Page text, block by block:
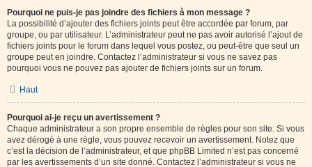
Pourquoi ne puis-je pas joindre des fichiers à mon message ?
La possibilité d’ajouter des fichiers joints peut être accordée par forum, par
groupe, ou par utilisateur. L’administrateur peut ne pas avoir autorisé l’ajout de
fichiers joints pour le forum dans lequel vous postez, ou peut-être que seul un
groupe peut en joindre. Contactez l’administrateur si vous ne savez pas
pourquoi vous ne pouvez pas ajouter de fichiers joints sur un forum.
Haut
Pourquoi ai-je reçu un avertissement ?
Chaque administrateur a son propre ensemble de règles pour son site. Si vous
avez dérogé à une règle, vous pouvez recevoir un avertissement. Notez que
c’est la décision de l’administrateur, et que phpBB Limited n’est pas concerné
par les avertissements d’un site donné. Contactez l’administrateur si vous ne